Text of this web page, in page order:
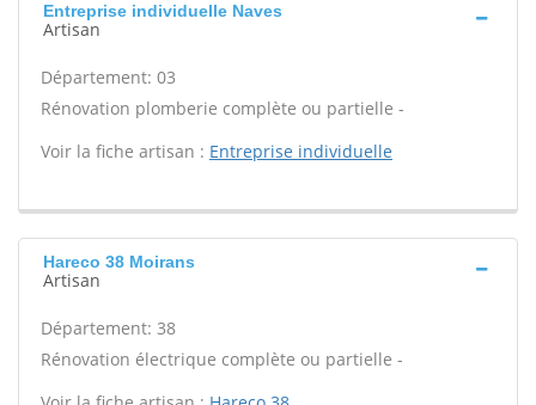
Entreprise individuelle Naves
Artisan
Département: 03
Rénovation plomberie complète ou partielle -
Voir la fiche artisan : Entreprise individuelle
Hareco 38 Moirans
Artisan
Département: 38
Rénovation électrique complète ou partielle -